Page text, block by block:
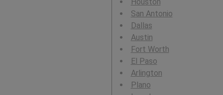
San Antonio
Dallas
Austin
Fort Worth
El Paso
Arlington
Plano